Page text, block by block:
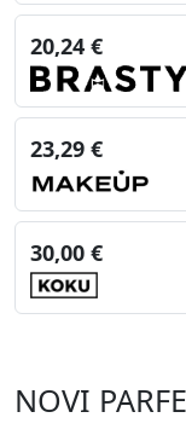
20,24 €
23,29 €
30,00 €
NOVI